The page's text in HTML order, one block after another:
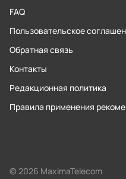
FAQ
Пользовательское
Обратная связь
Контакты
Редакционная политика
Правила применения
© 2026 MaximaTelecom